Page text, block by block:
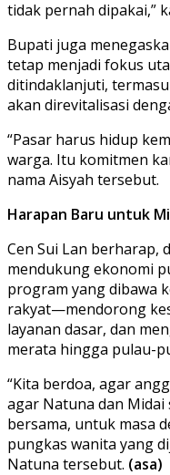
tidak pernah dipakai,”
Bupati juga
tetap menjadi fokus
ditindaklanjuti,
akan direvitalisasi
“Pasar harus hidup
warga. Itu komitmen
nama Aisyah tersebut.
Harapan Baru untuk
Cen Sui Lan berharap,
mendukung ekonomi
program yang dibawa
rakyat—mendorong
layanan dasar, dan
merata hingga pulau-
“Kita berdoa, agar
agar Natuna dan Midai
bersama, untuk masa
pungkas wanita yang
Natuna tersebut. (asa)